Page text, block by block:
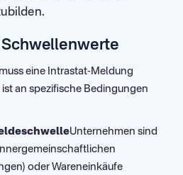
eine Intrastat-Meldung
an spezifische Bedingungen
Unternehmen sind
oder Wareneinkäufe